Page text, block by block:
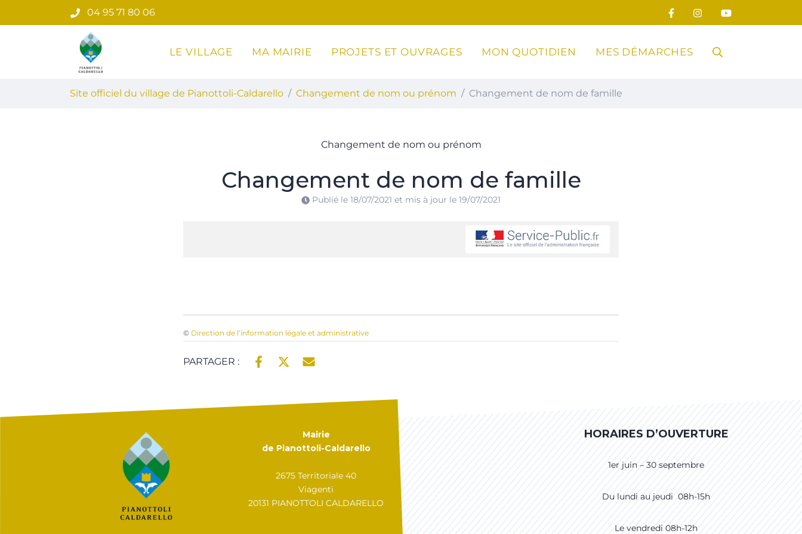
au
04 95 71 80 06
Site officiel du village de Pianottoli-Caldarello
LE VILLAGE MA MAIRIE PROJETS ET OUVRAGES MON QUOTIDIEN MES DÉMARCHES RECHERCHE
Site officiel du village de Pianottoli-Caldarello Changement de nom ou prénom Changement de nom de famille
Changement de nom ou prénom
Changement de nom de famille
Publié le 18/07/2021 et mis à jour le 19/07/2021
© Direction de l’information légale et administrative
PARTAGER :
Mairie
de Pianottoli-Caldarello
2675 Territoriale 40
Viagenti
20131 PIANOTTOLI CALDARELLO
HORAIRES D’OUVERTURE
1er juin – 30 septembre
Du lundi au jeudi 08h-15h
Le vendredi 08h-12h